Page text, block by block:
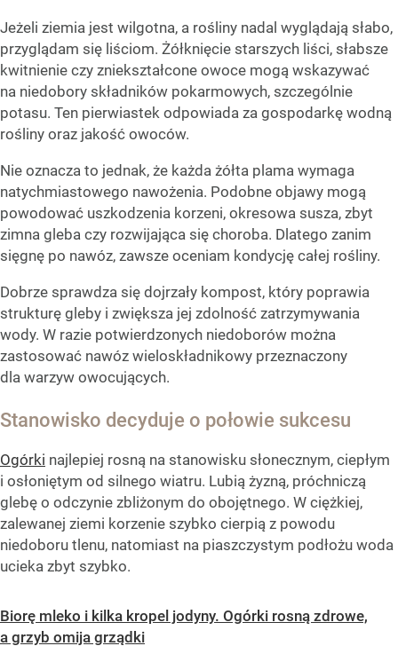
Jeżeli ziemia jest wilgotna, a rośliny nadal wyglądają słabo,
przyglądam się liściom. Żółknięcie starszych liści, słabsze
kwitnienie czy zniekształcone owoce mogą wskazywać
na niedobory składników pokarmowych, szczególnie
potasu. Ten pierwiastek odpowiada za gospodarkę wodną
rośliny oraz jakość owoców.
Nie oznacza to jednak, że każda żółta plama wymaga
natychmiastowego nawożenia. Podobne objawy mogą
powodować uszkodzenia korzeni, okresowa susza, zbyt
zimna gleba czy rozwijająca się choroba. Dlatego zanim
sięgnę po nawóz, zawsze oceniam kondycję całej rośliny.
Dobrze sprawdza się dojrzały kompost, który poprawia
strukturę gleby i zwiększa jej zdolność zatrzymywania
wody. W razie potwierdzonych niedoborów można
zastosować nawóz wieloskładnikowy przeznaczony
dla warzyw owocujących.
Stanowisko decyduje o połowie sukcesu
Ogórki najlepiej rosną na stanowisku słonecznym, ciepłym
i osłoniętym od silnego wiatru. Lubią żyzną, próchniczą
glebę o odczynie zbliżonym do obojętnego. W ciężkiej,
zalewanej ziemi korzenie szybko cierpią z powodu
niedoboru tlenu, natomiast na piaszczystym podłożu woda
ucieka zbyt szybko.
Biorę mleko i kilka kropel jodyny. Ogórki rosną zdrowe,
a grzyb omija grządki